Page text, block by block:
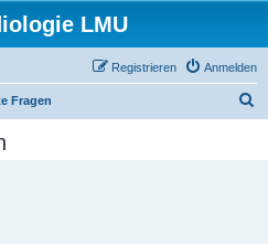
LMU
Anmelden
Registrieren
Fragen